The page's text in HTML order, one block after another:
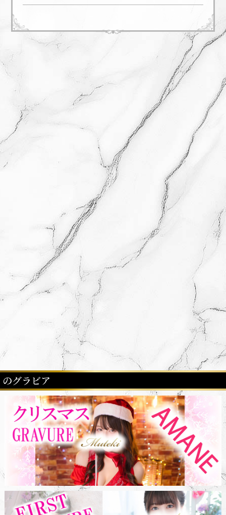
のグラビア